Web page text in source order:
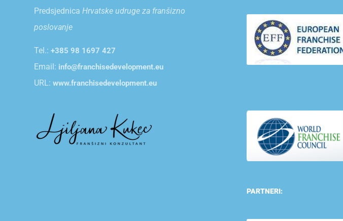
PredsjednicaHrvatske udruge za franšizno
poslovanje
Tel.:+385 98 1697 427
Email: info@franchisedevelopment.eu
URL:www.franchisedevelopment.eu
PARTNERI: